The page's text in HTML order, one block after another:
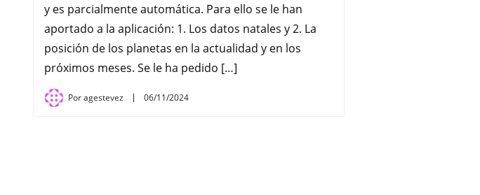
y es parcialmente automática. Para ello se le han
aportado a la aplicación: 1. Los datos natales y 2. La
posición de los planetas en la actualidad y en los
próximos meses. Se le ha pedido […]
Poragestevez 06/11/2024